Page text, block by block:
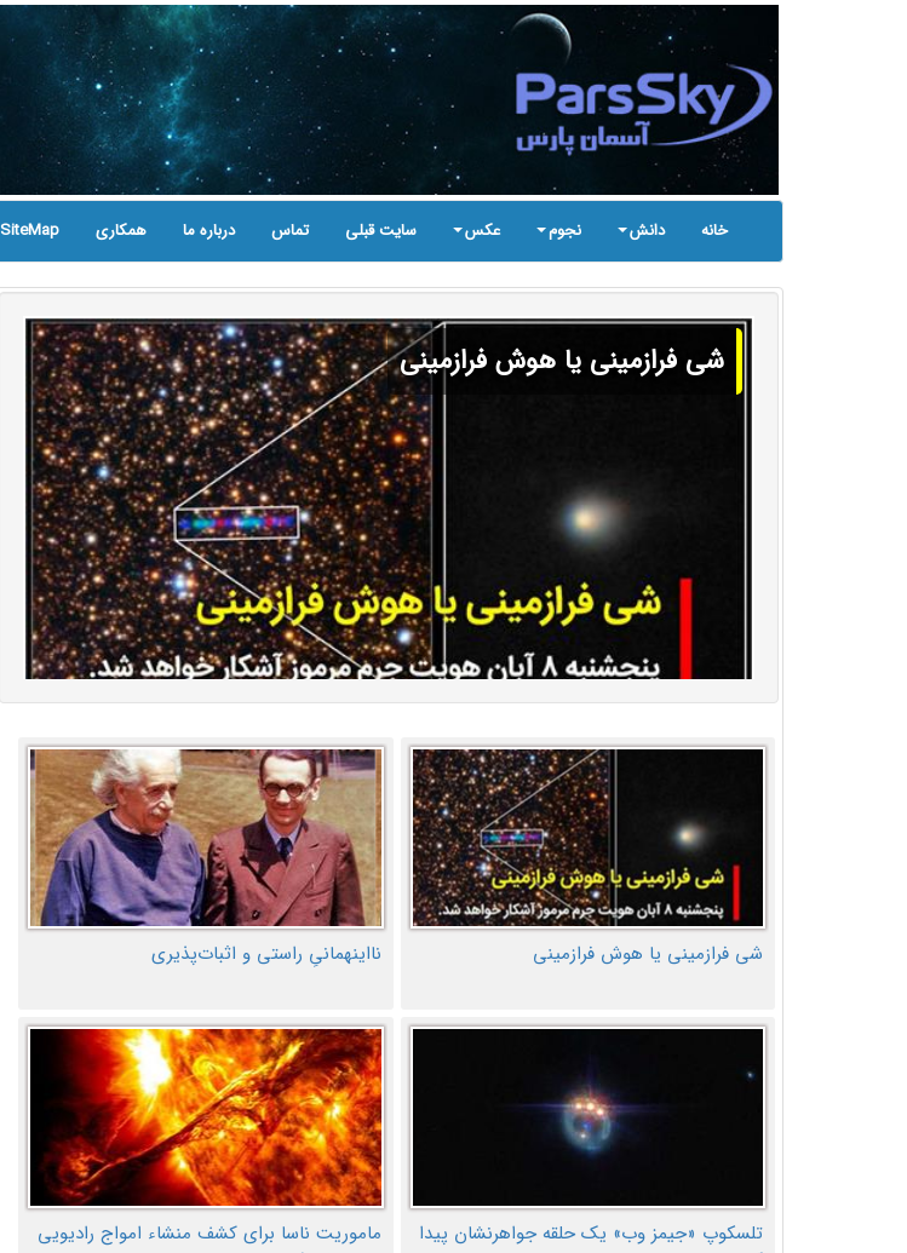
خانه دانش نجوم عکس سایت قبلی تماس درباره ما همکاری SiteMap
شی فرازمینی یا هوش فرازمینی
شی فرازمینی یا هوش فرازمینی نااینهمانیِ راستی و اثبات‌پذیری
تلسکوپ «جیمز وب» یک حلقه جواهرنشان پیدا
ماموریت ناسا برای کشف منشاء امواج رادیویی